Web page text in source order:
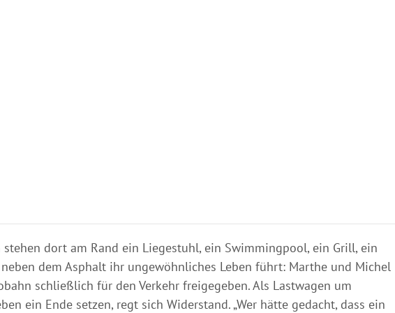
dort am Rand ein Liegestuhl, ein Swimmingpool, ein Grill, ein
dem Asphalt ihr ungewöhnliches Leben führt: Marthe und Michel
schließlich für den Verkehr freigegeben. Als Lastwagen um
ein Ende setzen, regt sich Widerstand. „Wer hätte gedacht, dass ein